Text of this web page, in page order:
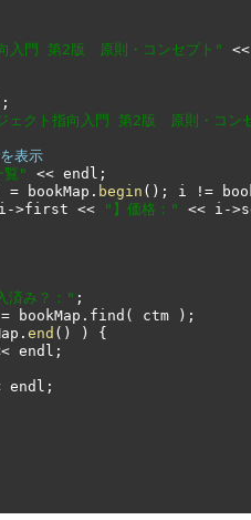
入門 第2版　原則・コンセプト" <<
ェクト指向入門 第2版　原則・コン
表示
覧" << endl ;
= bookMap . begin (); i !=
->first << "】価格：" << i ->
済み？：" ;
= bookMap . find ( ctm
);
. end () )
{
endl ;
endl ;